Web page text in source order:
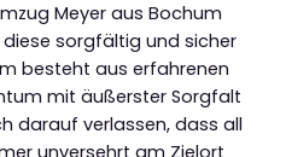
Meyer aus Bochum
sorgfältig und sicher
besteht aus erfahrenen
mit äußerster Sorgfalt
darauf verlassen, dass all